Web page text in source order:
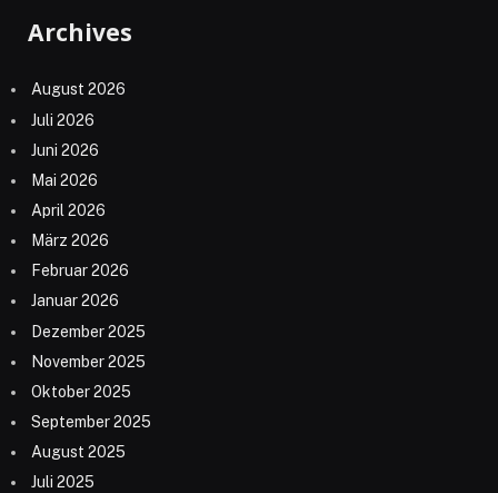
Archives
August 2026
Juli 2026
Juni 2026
Mai 2026
April 2026
März 2026
Februar 2026
Januar 2026
Dezember 2025
November 2025
Oktober 2025
September 2025
August 2025
Juli 2025